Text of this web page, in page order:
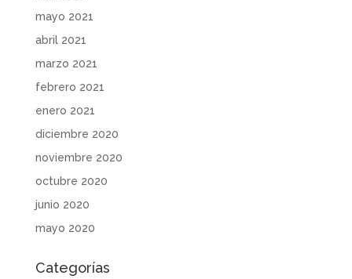
mayo 2021
abril 2021
marzo 2021
febrero 2021
enero 2021
diciembre 2020
noviembre 2020
octubre 2020
junio 2020
mayo 2020
Categorías